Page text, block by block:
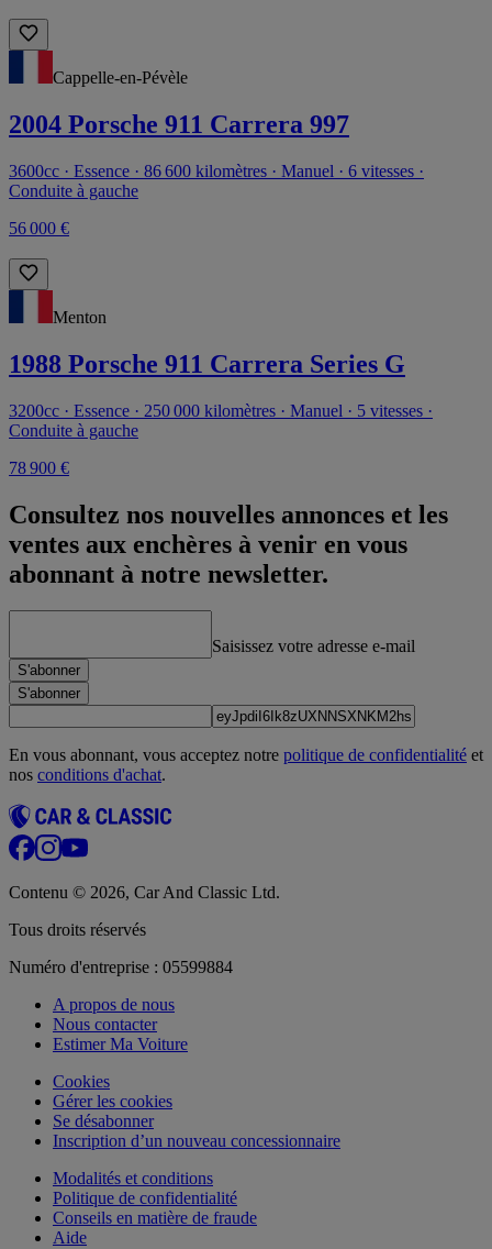
Cappelle-en-Pévèle
2004 Porsche 911 Carrera 997
3600cc · Essence · 86 600 kilomètres · Manuel · 6 vitesses ·
Conduite à gauche
56 000 €
Menton
1988 Porsche 911 Carrera Series G
3200cc · Essence · 250 000 kilomètres · Manuel · 5 vitesses ·
Conduite à gauche
78 900 €
Consultez nos nouvelles annonces et les
ventes aux enchères à venir en vous
abonnant à notre newsletter.
Saisissez votre adresse e-mail
S'abonner
S'abonner
En vous abonnant, vous acceptez notre politique de confidentialité et
nos conditions d'achat.
Contenu © 2026, Car And Classic Ltd.
Tous droits réservés
Numéro d'entreprise : 05599884
A propos de nous
Nous contacter
Estimer Ma Voiture
Cookies
Gérer les cookies
Se désabonner
Inscription d’un nouveau concessionnaire
Modalités et conditions
Politique de confidentialité
Conseils en matière de fraude
Aide